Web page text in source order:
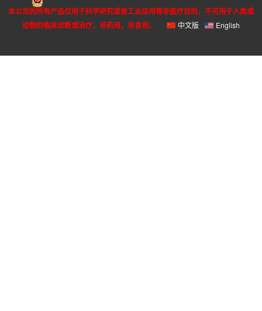
本公司的所有产品仅用于科学研究或者工业应用等非医疗目的，不可用于人类或
动物的临床诊断或治疗，非药用，非食用。
中文版 English